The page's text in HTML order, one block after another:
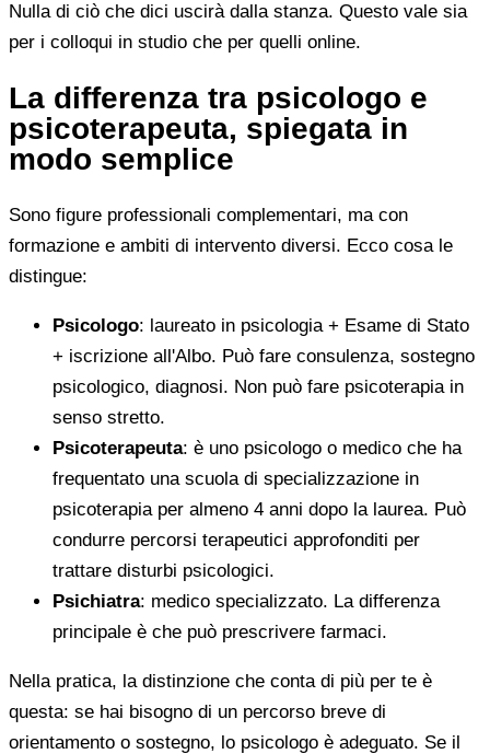
Nulla di ciò che dici uscirà dalla stanza. Questo vale sia
per i colloqui in studio che per quelli online.
La differenza tra psicologo e
psicoterapeuta, spiegata in
modo semplice
Sono figure professionali complementari, ma con
formazione e ambiti di intervento diversi. Ecco cosa le
distingue:
Psicologo: laureato in psicologia + Esame di Stato
+ iscrizione all'Albo. Può fare consulenza, sostegno
psicologico, diagnosi. Non può fare psicoterapia in
senso stretto.
Psicoterapeuta: è uno psicologo o medico che ha
frequentato una scuola di specializzazione in
psicoterapia per almeno 4 anni dopo la laurea. Può
condurre percorsi terapeutici approfonditi per
trattare disturbi psicologici.
Psichiatra: medico specializzato. La differenza
principale è che può prescrivere farmaci.
Nella pratica, la distinzione che conta di più per te è
questa: se hai bisogno di un percorso breve di
orientamento o sostegno, lo psicologo è adeguato. Se il